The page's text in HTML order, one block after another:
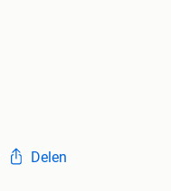
Delen